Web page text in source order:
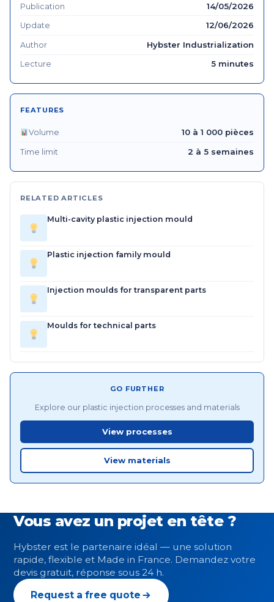
Publication 14/05/2026
Update 12/06/2026
Author Hybster Industrialization
Lecture 5 minutes
FEATURES
Volume 10 à 1 000 pièces
Time limit 2 à 5 semaines
RELATED ARTICLES
Multi-cavity plastic injection mould
Plastic injection family mould
Injection moulds for transparent parts
Moulds for technical parts
GO FURTHER
Explore our plastic injection processes and materials
View processes
View materials
Vous avez un projet en tête ?
Hybster est le partenaire idéal — une solution
rapide, flexible et Made in France. Demandez votre
devis gratuit, réponse sous 24 h.
Request a free quote